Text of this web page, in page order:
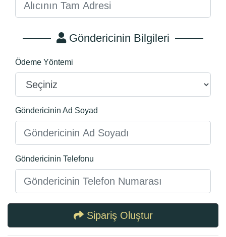
Göndericinin Bilgileri
Ödeme Yöntemi
Göndericinin Ad Soyad
Göndericinin Telefonu
Sipariş Oluştur